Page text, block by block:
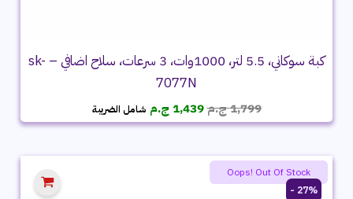
كبة سوكاني، 5.5 لتر، 1000وات، 3 سرعات، سلاح اضافي – sk-
7077N
1,799ج.مالسعر
الأصلي
1,799 ج.م.
1,439 ج.م السعر
الحالي
1,439 ج.م.
شامل الضريبة
27% -
Oops! Out Of Stock